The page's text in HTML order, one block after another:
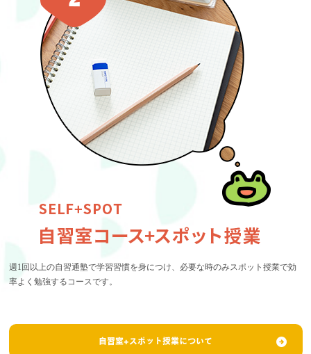
週1回以上の自習通塾で学習習慣を身につけ、必要な時のみスポット授業で効
率よく勉強するコースです。
自習室+スポット授業について